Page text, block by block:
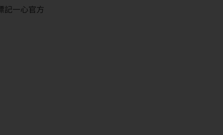
記一心官方